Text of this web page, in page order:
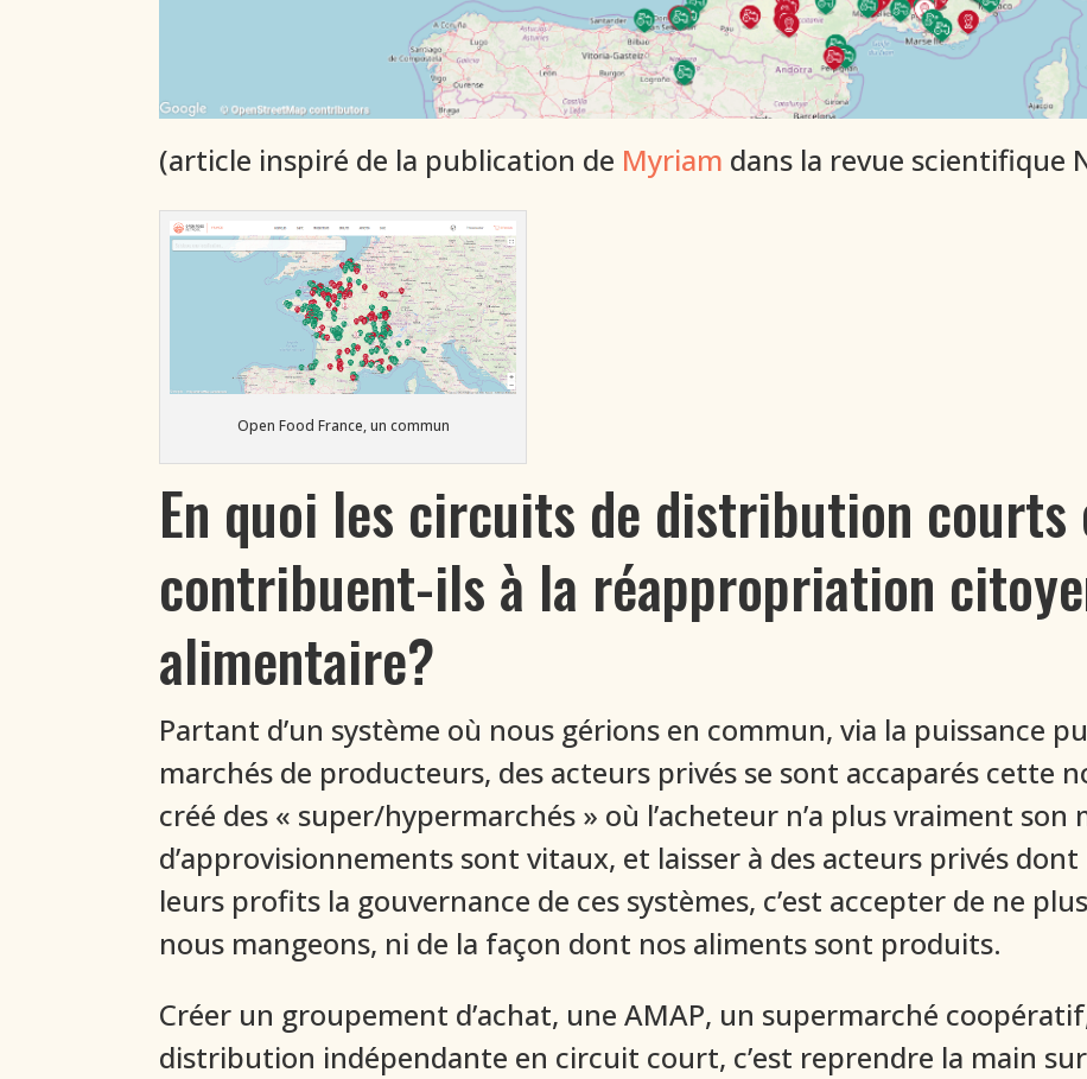
(article inspiré de la publication de Myriam dans la revue scientifique
Open Food France, un commun
En quoi les circuits de distribution courts
contribuent-ils à la réappropriation
alimentaire?
Partant d’un système où nous gérions en commun, via la puissance
marchés de producteurs, des acteurs privés se sont accaparés cette
créé des « super/hypermarchés » où l’acheteur n’a plus vraiment son
d’approvisionnements sont vitaux, et laisser à des acteurs privés
leurs profits la gouvernance de ces systèmes, c’est accepter de ne
nous mangeons, ni de la façon dont nos aliments sont produits.
Créer un groupement d’achat, une AMAP, un supermarché
distribution indépendante en circuit court, c’est reprendre la main